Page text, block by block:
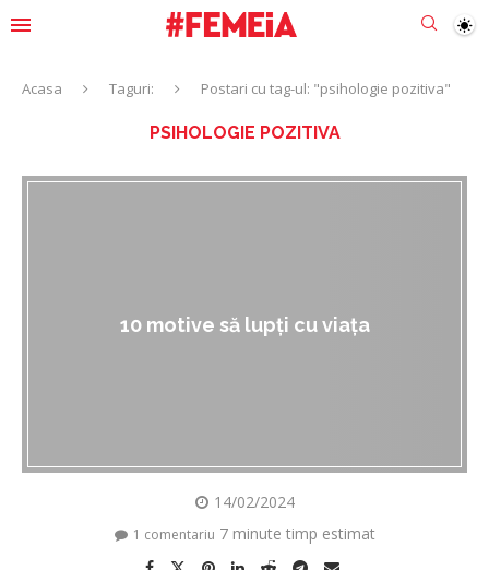
Acasa Taguri: Postari cu tag-ul: "psihologie pozitiva"
PSIHOLOGIE POZITIVA
10 motive să lupți cu viața
14/02/2024
1 comentariu 7 minute timp estimat